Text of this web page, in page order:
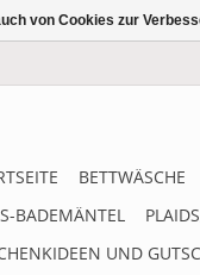
BETTWÄSCHE
BADEMÄNTEL
UND
von Cookies zur